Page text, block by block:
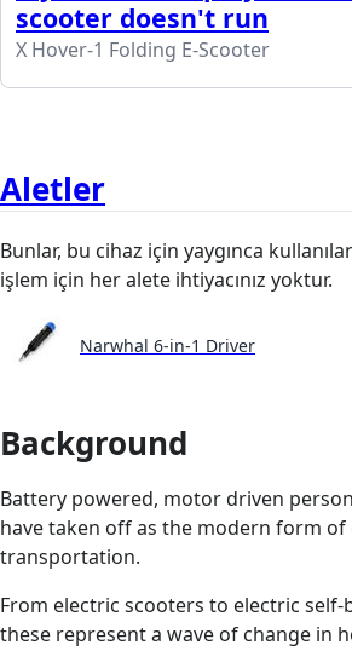
scooter doesn't run
X Hover-1 Folding E-Scooter
Aletler
Bunlar, bu cihaz için yaygınca
işlem için her alete ihtiyacınız yoktur.
Narwhal 6-in-1 Driver
Background
Battery powered, motor driven
have taken off as the modern form
transportation.
From electric scooters to electric self-
these represent a wave of change in